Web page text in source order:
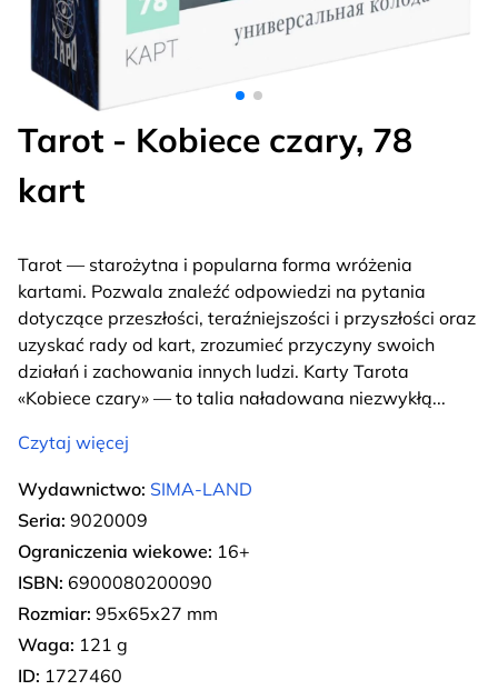
Tarot - Kobiece czary, 78
kart
Tarot — starożytna i popularna forma wróżenia
kartami. Pozwala znaleźć odpowiedzi na pytania
dotyczące przeszłości, teraźniejszości i przyszłości oraz
uzyskać rady od kart, zrozumieć przyczyny swoich
działań i zachowania innych ludzi. Karty Tarota
«Kobiece czary» — to talia naładowana niezwykłą...
Czytaj więcej
Wydawnictwo: SIMA-LAND
Seria: 9020009
Ograniczenia wiekowe: 16+
ISBN: 6900080200090
Rozmiar: 95х65х27 mm
Waga: 121 g
ID: 1727460